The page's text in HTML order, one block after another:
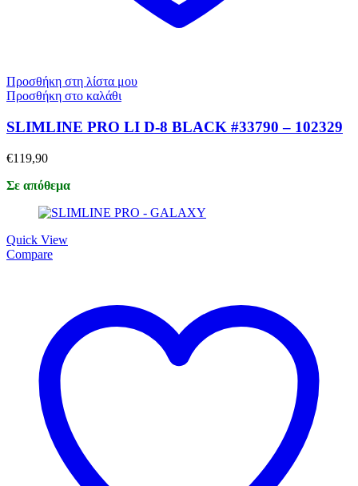
Προσθήκη στη λίστα μου
Προσθήκη στο καλάθι
SLIMLINE PRO LI D-8 BLACK #33790 – 102329
€119,90
Σε απόθεμα
Quick View
Compare